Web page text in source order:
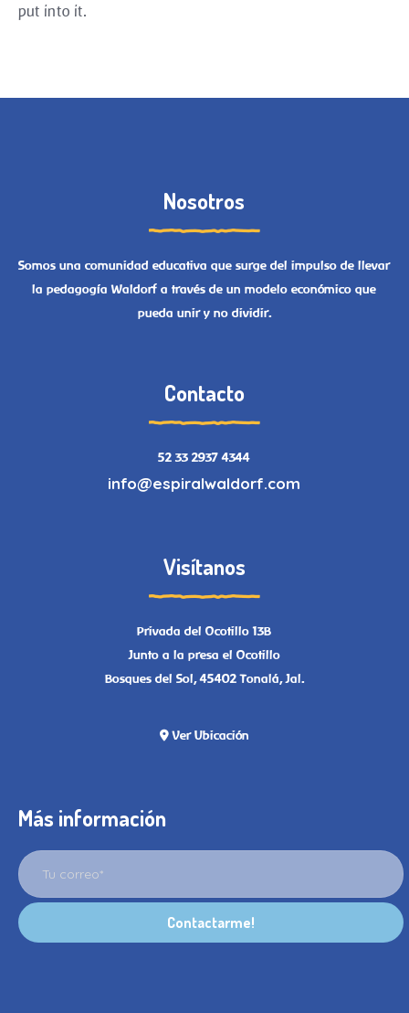
put into it.
Nosotros
Somos una comunidad educativa que surge del impulso de llevar
la pedagogía Waldorf a través de un modelo económico que
pueda unir y no dividir.
Contacto
52 33 2937 4344
info@espiralwaldorf.com
Visítanos
Privada del Ocotillo 13B
Junto a la presa el Ocotillo
Bosques del Sol, 45402 Tonalá, Jal.
Ver Ubicación
Más información